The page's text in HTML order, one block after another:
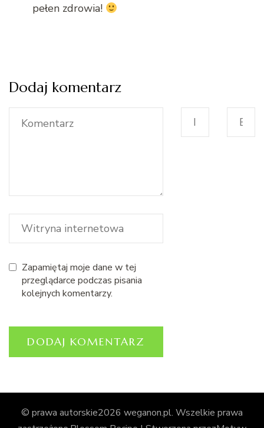
pełen zdrowia!
Dodaj komentarz
Zapamiętaj moje dane w tej
przeglądarce podczas pisania
kolejnych komentarzy.
© prawa autorskie2026 weganon.pl. Wszelkie prawa